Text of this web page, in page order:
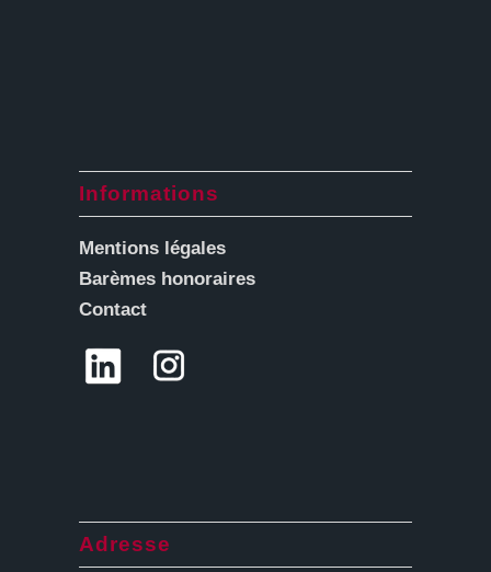
Informations
Mentions légales
Barèmes honoraires
Contact
Adresse